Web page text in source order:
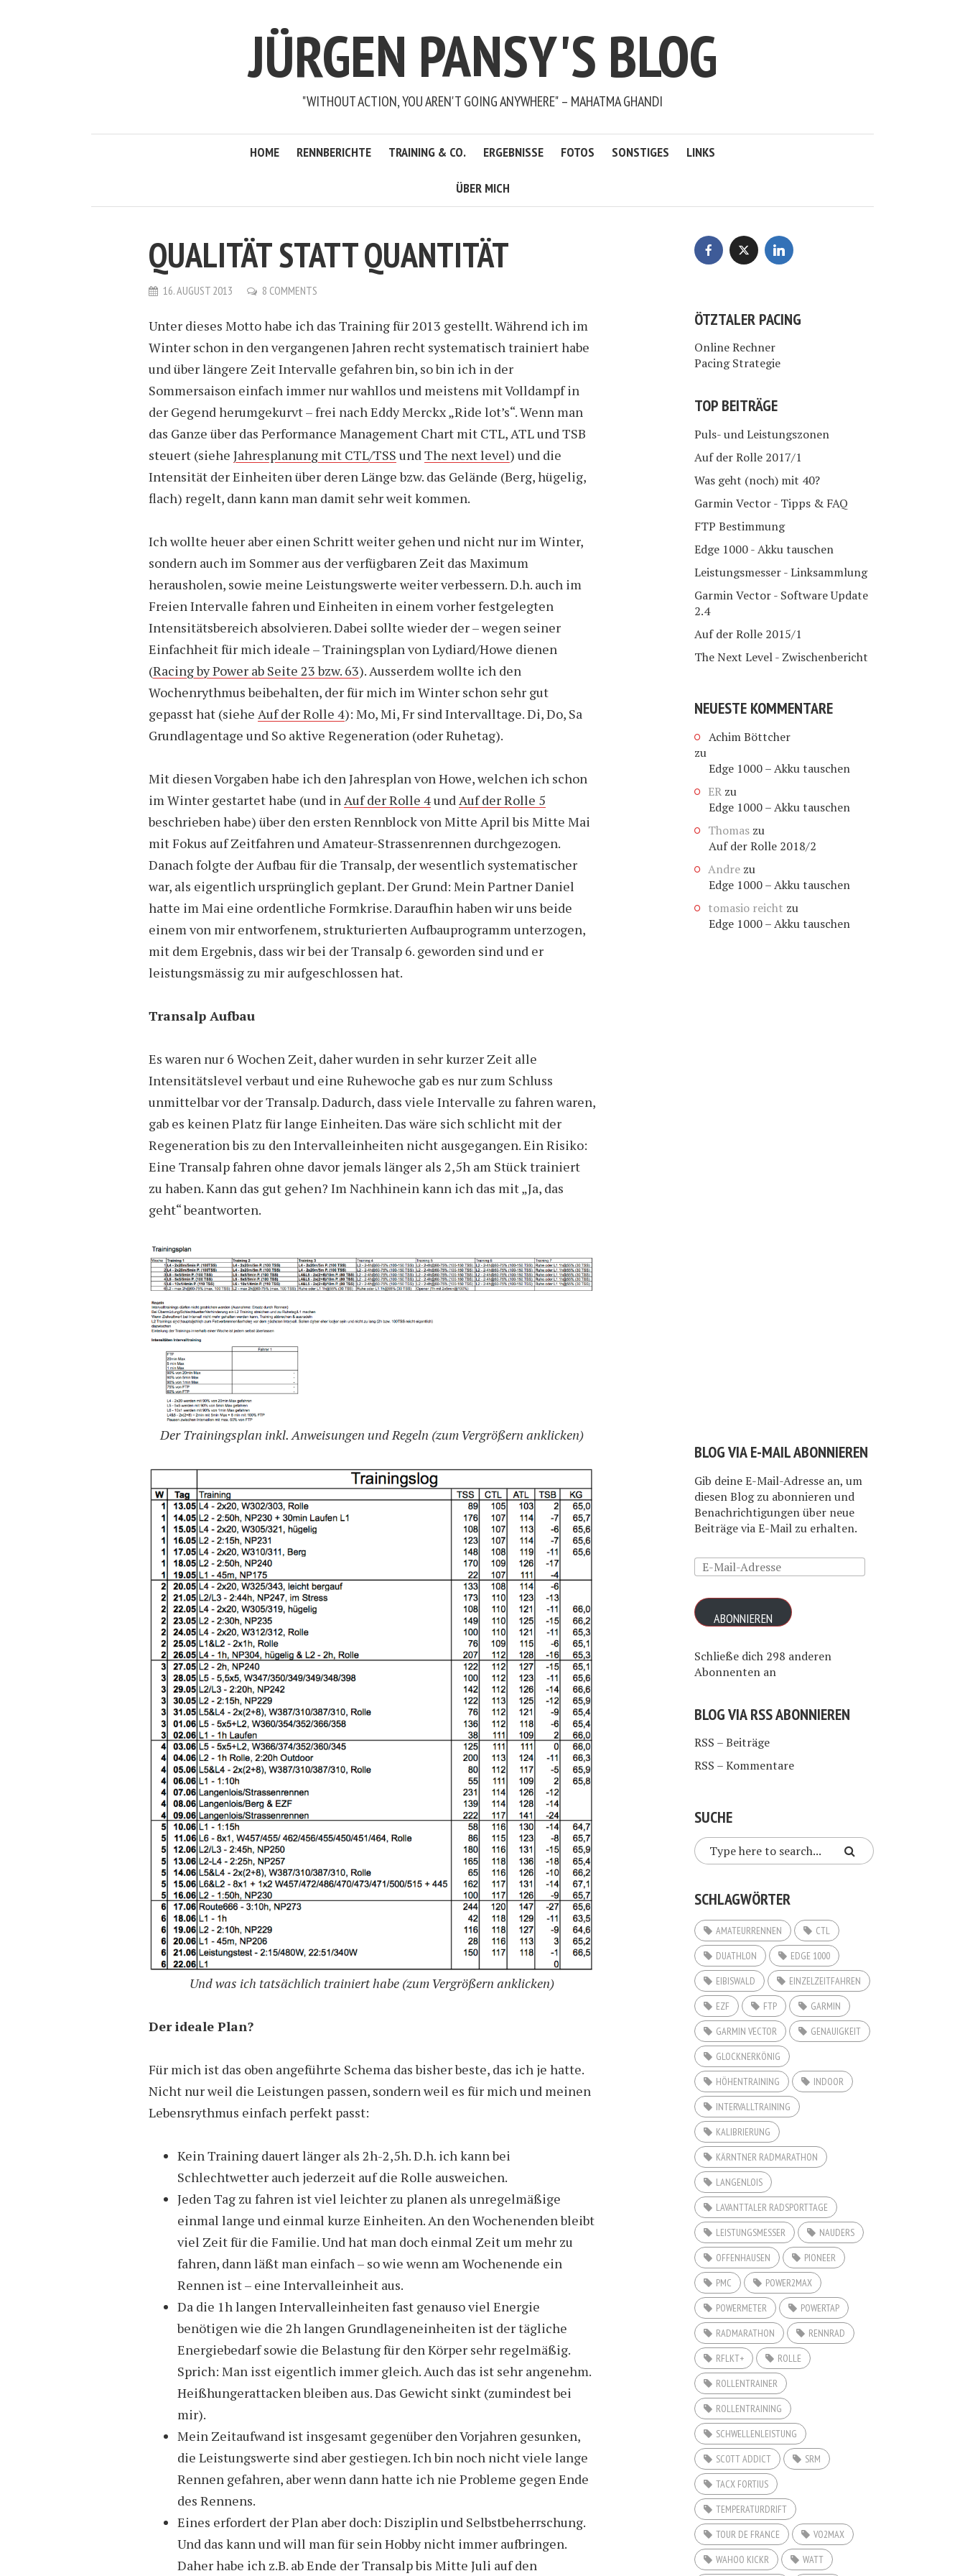
JÜRGEN PANSY'S BLOG
"WITHOUT ACTION, YOU AREN'T GOING ANYWHERE" – MAHATMA GHANDI
HOME RENNBERICHTE TRAINING & CO. ERGEBNISSE FOTOS SONSTIGES LINKS
ÜBER MICH
QUALITÄT STATT QUANTITÄT
16. AUGUST 2013 8 COMMENTS
Unter dieses Motto habe ich das Training für 2013 gestellt. Während ich im
Winter schon in den vergangenen Jahren recht systematisch trainiert habe
und über längere Zeit Intervalle gefahren bin, so bin ich in der
Sommersaison einfach immer nur wahllos und meistens mit Volldampf in
der Gegend herumgekurvt – frei nach Eddy Merckx „Ride lot’s“. Wenn man
das Ganze über das Performance Management Chart mit CTL, ATL und TSB
steuert (siehe Jahresplanung mit CTL/TSS undThe next level) und die
Intensität der Einheiten über deren Länge bzw. das Gelände (Berg, hügelig,
flach) regelt, dann kann man damit sehr weit kommen.
Ich wollte heuer aber einen Schritt weiter gehen und nicht nur im Winter,
sondern auch im Sommer aus der verfügbaren Zeit das Maximum
herausholen, sowie meine Leistungswerte weiter verbessern. D.h. auch im
Freien Intervalle fahren und Einheiten in einem vorher festgelegten
Intensitätsbereich absolvieren. Dabei sollte wieder der – wegen seiner
Einfachheit für mich ideale – Trainingsplan von Lydiard/Howe dienen
(Racing by Power ab Seite 23 bzw. 63). Ausserdem wollte ich den
Wochenrythmus beibehalten, der für mich im Winter schon sehr gut
gepasst hat (siehe Auf der Rolle 4): Mo, Mi, Fr sind Intervalltage. Di, Do, Sa
Grundlagentage und So aktive Regeneration (oder Ruhetag).
Mit diesen Vorgaben habe ich den Jahresplan von Howe, welchen ich schon
im Winter gestartet habe (und inAuf der Rolle 4undAuf der Rolle 5
beschrieben habe) über den ersten Rennblock von Mitte April bis Mitte Mai
mit Fokus auf Zeitfahren und Amateur-Strassenrennen durchgezogen.
Danach folgte der Aufbau für die Transalp, der wesentlich systematischer
war, als eigentlich ursprünglich geplant. Der Grund: Mein Partner Daniel
hatte im Mai eine ordentliche Formkrise. Daraufhin haben wir uns beide
einem von mir entworfenem, strukturierten Aufbauprogramm unterzogen,
mit dem Ergebnis, dass wir bei der Transalp 6. geworden sind und er
leistungsmässig zu mir aufgeschlossen hat.
Transalp Aufbau
Es waren nur 6 Wochen Zeit, daher wurden in sehr kurzer Zeit alle
Intensitätslevel verbaut und eine Ruhewoche gab es nur zum Schluss
unmittelbar vor der Transalp. Dadurch, dass viele Intervalle zu fahren waren,
gab es keinen Platz für lange Einheiten. Das wäre sich schlicht mit der
Regeneration bis zu den Intervalleinheiten nicht ausgegangen. Ein Risiko:
Eine Transalp fahren ohne davor jemals länger als 2,5h am Stück trainiert
zu haben. Kann das gut gehen? Im Nachhinein kann ich das mit „Ja, das
geht“ beantworten.
Der Trainingsplan inkl. Anweisungen und Regeln (zum Vergrößern anklicken)
Und was ich tatsächlich trainiert habe (zum Vergrößern anklicken)
Der ideale Plan?
Für mich ist das oben angeführte Schema das bisher beste, das ich je hatte.
Nicht nur weil die Leistungen passen, sondern weil es für mich und meinen
Lebensrythmus einfach perfekt passt:
Kein Training dauert länger als 2h-2,5h. D.h. ich kann bei
Schlechtwetter auch jederzeit auf die Rolle ausweichen.
Jeden Tag zu fahren ist viel leichter zu planen als unregelmäßige
einmal lange und einmal kurze Einheiten. An den Wochenenden bleibt
viel Zeit für die Familie. Und hat man doch einmal Zeit um mehr zu
fahren, dann läßt man einfach – so wie wenn am Wochenende ein
Rennen ist – eine Intervalleinheit aus.
Da die 1h langen Intervalleinheiten fast genauso viel Energie
benötigen wie die 2h langen Grundlageneinheiten ist der tägliche
Energiebedarf sowie die Belastung für den Körper sehr regelmäßig.
Sprich: Man isst eigentlich immer gleich. Auch das ist sehr angenehm.
Heißhungerattacken bleiben aus. Das Gewicht sinkt (zumindest bei
mir).
Mein Zeitaufwand ist insgesamt gegenüber den Vorjahren gesunken,
die Leistungswerte sind aber gestiegen. Ich bin noch nicht viele lange
Rennen gefahren, aber wenn dann hatte ich nie Probleme gegen Ende
des Rennens.
Eines erfordert der Plan aber doch: Disziplin und Selbstbeherrschung.
Und das kann und will man für sein Hobby nicht immer aufbringen.
Daher habe ich z.B. ab Ende der Transalp bis Mitte Juli auf den
ÖTZTALER PACING
Online Rechner
Pacing Strategie
TOP BEITRÄGE
Puls- und Leistungszonen
Auf der Rolle 2017/1
Was geht (noch) mit 40?
Garmin Vector - Tipps & FAQ
FTP Bestimmung
Edge 1000 - Akku tauschen
Leistungsmesser - Linksammlung
Garmin Vector - Software Update
2.4
Auf der Rolle 2015/1
The Next Level - Zwischenbericht
NEUESTE KOMMENTARE
Achim Böttcher
zu
Edge 1000 – Akku tauschen
ER zu
Edge 1000 – Akku tauschen
Thomas zu
Auf der Rolle 2018/2
Andre zu
Edge 1000 – Akku tauschen
tomasio reicht zu
Edge 1000 – Akku tauschen
BLOG VIA E-MAIL ABONNIEREN
Gib deine E-Mail-Adresse an, um
diesen Blog zu abonnieren und
Benachrichtigungen über neue
Beiträge via E-Mail zu erhalten.
E-
Mail-
Adresse
ABONNIEREN
Schließe dich 298 anderen
Abonnenten an
BLOG VIA RSS ABONNIEREN
RSS – Beiträge
RSS – Kommentare
SUCHE
SCHLAGWÖRTER
AMATEURRENNEN
CTL
DUATHLON
EDGE 1000
EIBISWALD
EINZELZEITFAHREN
EZF
FTP
GARMIN
GARMIN VECTOR
GENAUIGKEIT
GLOCKNERKÖNIG
HÖHENTRAINING
INDOOR
INTERVALLTRAINING
KALIBRIERUNG
KÄRNTNER RADMARATHON
LANGENLOIS
LAVANTTALER RADSPORTTAGE
LEISTUNGSMESSER
NAUDERS
OFFENHAUSEN
PIONEER
PMC
POWER2MAX
POWERMETER
POWERTAP
RADMARATHON
RENNRAD
RFLKT+
ROLLE
ROLLENTRAINER
ROLLENTRAINING
SCHWELLENLEISTUNG
SCOTT ADDICT
SRM
TACX FORTIUS
TEMPERATURDRIFT
TOUR DE FRANCE
VO2MAX
WAHOO KICKR
WATT